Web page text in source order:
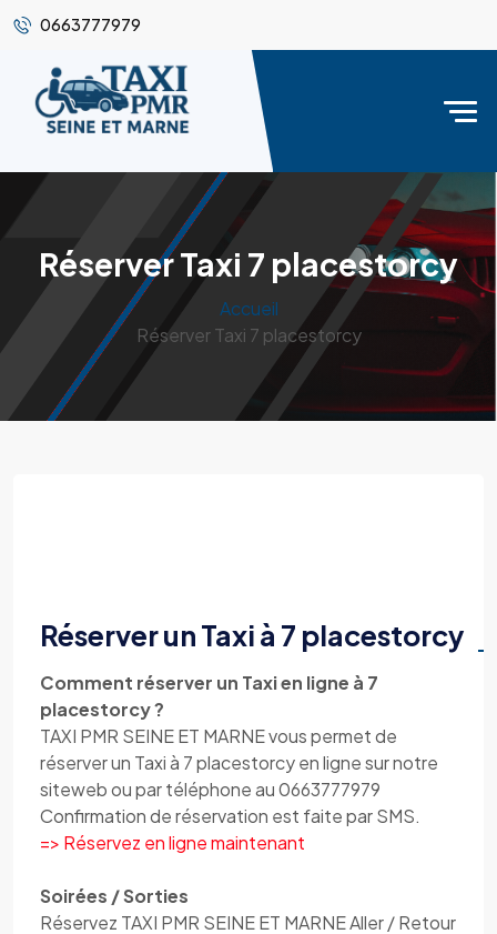
0663777979
Réserver Taxi 7 placestorcy
Accueil
Réserver Taxi 7 placestorcy
Réserver un Taxi à 7 placestorcy
Comment réserver un Taxi en ligne à 7
placestorcy ?
TAXI PMR SEINE ET MARNE vous permet de
réserver un Taxi à 7 placestorcy en ligne sur notre
siteweb ou par téléphone au 0663777979
Confirmation de réservation est faite par SMS.
=> Réservez en ligne maintenant
Soirées / Sorties
Réservez TAXI PMR SEINE ET MARNE Aller / Retour